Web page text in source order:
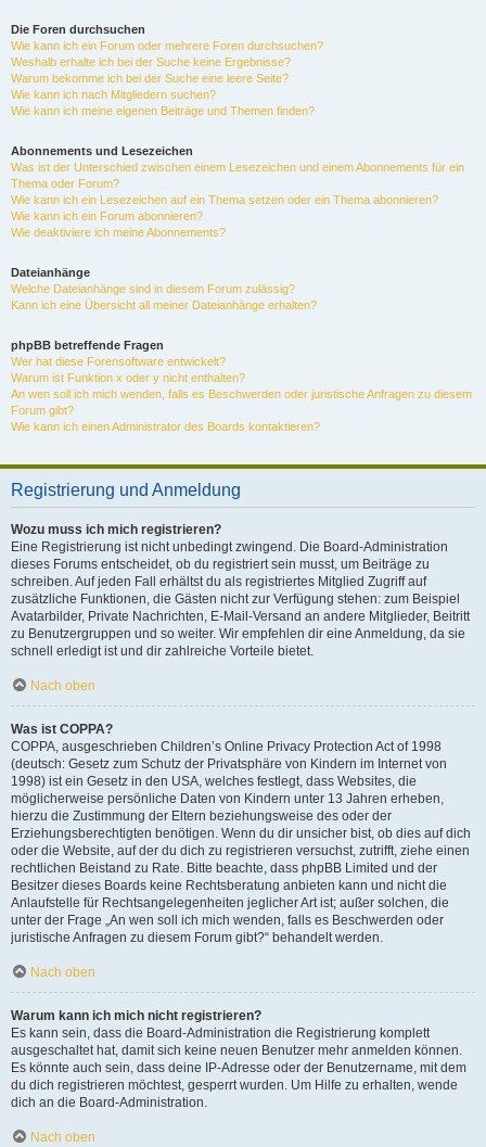
Die Foren durchsuchen
Wie kann ich ein Forum oder mehrere Foren durchsuchen?
Weshalb erhalte ich bei der Suche keine Ergebnisse?
Warum bekomme ich bei der Suche eine leere Seite?
Wie kann ich nach Mitgliedern suchen?
Wie kann ich meine eigenen Beiträge und Themen finden?
Abonnements und Lesezeichen
Was ist der Unterschied zwischen einem Lesezeichen und einem Abonnements für ein
Thema oder Forum?
Wie kann ich ein Lesezeichen auf ein Thema setzen oder ein Thema abonnieren?
Wie kann ich ein Forum abonnieren?
Wie deaktiviere ich meine Abonnements?
Dateianhänge
Welche Dateianhänge sind in diesem Forum zulässig?
Kann ich eine Übersicht all meiner Dateianhänge erhalten?
phpBB betreffende Fragen
Wer hat diese Forensoftware entwickelt?
Warum ist Funktion x oder y nicht enthalten?
An wen soll ich mich wenden, falls es Beschwerden oder juristische Anfragen zu diesem
Forum gibt?
Wie kann ich einen Administrator des Boards kontaktieren?
Registrierung und Anmeldung
Wozu muss ich mich registrieren?
Eine Registrierung ist nicht unbedingt zwingend. Die Board-Administration
dieses Forums entscheidet, ob du registriert sein musst, um Beiträge zu
schreiben. Auf jeden Fall erhältst du als registriertes Mitglied Zugriff auf
zusätzliche Funktionen, die Gästen nicht zur Verfügung stehen: zum Beispiel
Avatarbilder, Private Nachrichten, E-Mail-Versand an andere Mitglieder, Beitritt
zu Benutzergruppen und so weiter. Wir empfehlen dir eine Anmeldung, da sie
schnell erledigt ist und dir zahlreiche Vorteile bietet.
Nach oben
Was ist COPPA?
COPPA, ausgeschrieben Children’s Online Privacy Protection Act of 1998
(deutsch: Gesetz zum Schutz der Privatsphäre von Kindern im Internet von
1998) ist ein Gesetz in den USA, welches festlegt, dass Websites, die
möglicherweise persönliche Daten von Kindern unter 13 Jahren erheben,
hierzu die Zustimmung der Eltern beziehungsweise des oder der
Erziehungsberechtigten benötigen. Wenn du dir unsicher bist, ob dies auf dich
oder die Website, auf der du dich zu registrieren versuchst, zutrifft, ziehe einen
rechtlichen Beistand zu Rate. Bitte beachte, dass phpBB Limited und der
Besitzer dieses Boards keine Rechtsberatung anbieten kann und nicht die
Anlaufstelle für Rechtsangelegenheiten jeglicher Art ist; außer solchen, die
unter der Frage „An wen soll ich mich wenden, falls es Beschwerden oder
juristische Anfragen zu diesem Forum gibt?“ behandelt werden.
Nach oben
Warum kann ich mich nicht registrieren?
Es kann sein, dass die Board-Administration die Registrierung komplett
ausgeschaltet hat, damit sich keine neuen Benutzer mehr anmelden können.
Es könnte auch sein, dass deine IP-Adresse oder der Benutzername, mit dem
du dich registrieren möchtest, gesperrt wurden. Um Hilfe zu erhalten, wende
dich an die Board-Administration.
Nach oben